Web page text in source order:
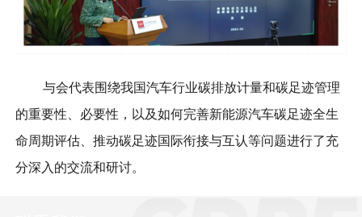
与会代表围绕我国汽车行业碳排放计量和碳足迹管理
的重要性、必要性，以及如何完善新能源汽车碳足迹全生
命周期评估、推动碳足迹国际衔接与互认等问题进行了充
分深入的交流和研讨。